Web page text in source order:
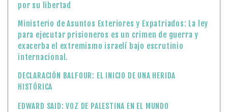
por su libertad
Ministerio de Asuntos Exteriores y Expatriados: La ley
para ejecutar prisioneros es un crimen de guerra y
exacerba el extremismo israelí bajo escrutinio
internacional.
DECLARACIÓN BALFOUR: EL INICIO DE UNA HERIDA
HISTÓRICA
EDWARD SAID: VOZ DE PALESTINA EN EL MUNDO